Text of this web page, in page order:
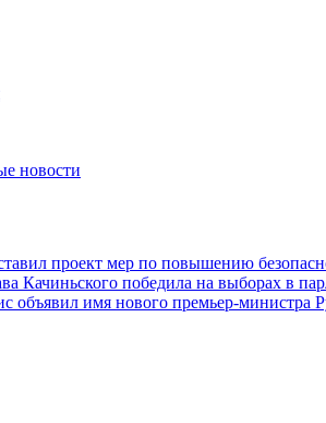
новости
проект мер по повышению
Качиньского победила на выборах в
объявил имя нового премьер-министра